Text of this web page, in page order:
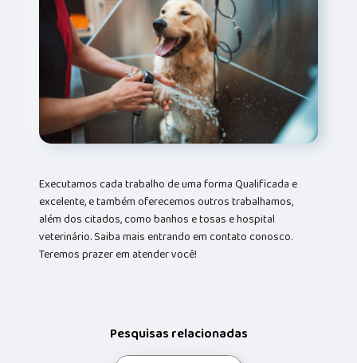
Executamos cada trabalho de uma forma Qualificada e
excelente, e também oferecemos outros trabalhamos,
além dos citados, como banhos e tosas e hospital
veterinário. Saiba mais entrando em contato conosco.
Teremos prazer em atender você!
Pesquisas relacionadas